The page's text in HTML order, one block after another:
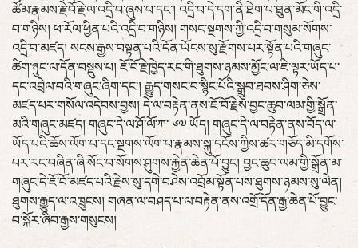
ཚོམ་རྣམས་རྗེ་བོ་རྗེ་ལ་འདྲི་བ་ཞུས་པ་དང་། འདྲི་བ་དེ་དག་ནི་ཐེག་པ་ཐུན་མོང་གི་འདྲི་
བ་གཉིས། ཕ་རོལ་ཕྱིན་པའི་འདྲི་བ་གཉིས། གསང་སྔགས་ཀྱི་འདྲི་བ་གསུམ་སོགས་
འདྲི་བ་མཛད། སངས་རྒྱས་བསྟན་པའི་དོན་ཡོངས་སུ་རྫོགས་པར་སྟོན་པའི་གཞུང་
ཚིག་ཉུང་ལ་དོན་བསྡུས་པ། ཇོ་བོ་རྗེ་ཁྱེད་རང་གི་ཐུགས་ཉམས་མྱོང་ལ་ཇི་ལྟར་ཡོད་པ་
དང་འབྲེལ་བའི་གཞུང་ཞིག་དང་། རྒྱུད་གསང་བ་སྙིང་པོའི་སྒྲུབ་ཐབས་ཤིག་ཅེས་
མཛད་པར་གསོལ་འདེབས་བྱས། དེ་ལ་བརྟེན་ནས་ཇོ་བོ་རྗེས་བྱང་ཆུབ་ལམ་གྱི་སྒྲོན་
མའི་གཞུང་མཛད། གཞུང་དེ་ལ་ཤོ་ལོ་ཀ་ ༦༧ ཡོད། གཞུང་དེ་ལ་བརྟེན་ནས་བོད་ལ་
ཡོད་པའི་ཆོས་ལོག་པ་དང་སྔགས་ལོག་པ་རྣམས་སྐུ་དངོས་ཀྱིས་ཚར་གཅོད་མི་དགོས་
པར་རང་བཞིན་ཞི་སོང་བ་སོགས་ཤུགས་རྐྱེན་ཆེན་པོ་བྱུང། བྱང་ཆུབ་ལམ་གྱི་སྒྲོན་མ་
གཞུང་དེ་ཇོ་བོ་མཛད་པའི་རྗེས་སུ་དགེ་བཤེས་འབྲོམ་སྟོན་པས་ཐུགས་ཉམས་སུ་ལེན།
ཐུགས་རྒྱུད་ལ་འཁྲུངས། གཞན་ལ་བཤད་པ་ལ་བརྟེན་ནས་འགྲོ་དོན་རྒྱ་ཆེན་པོ་བྱུང་
བ་སྐོར་ཞིབ་རྒྱས་གསུངས།